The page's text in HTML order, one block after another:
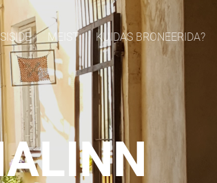
MEIST KUIDAS BRONEERIDA?